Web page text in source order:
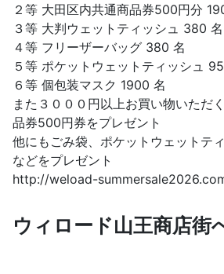
２等 大田区内共通商品券500円分
３等 大判ウェットティッシュ 380 名
４等 フリーザーバッグ 380 名
５等 ポケットウェットティッシュ
６等 個包装マスク 1900 名
また３０００円以上お買い物いただ
品券500円券をプレゼント
他にもごみ袋、ポケットウェットテ
などをプレゼント
http://weload-
ウィロード山王商店街